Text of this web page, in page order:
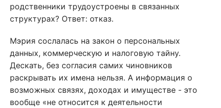
родственники трудоустроены в связанных
структурах? Ответ: отказ.
Мэрия сослалась на закон о персональных
данных, коммерческую и налоговую тайну.
Дескать, без согласия самих чиновников
раскрывать их имена нельзя. А информация о
возможных связях, доходах и имуществе - это
вообще «не относится к деятельности